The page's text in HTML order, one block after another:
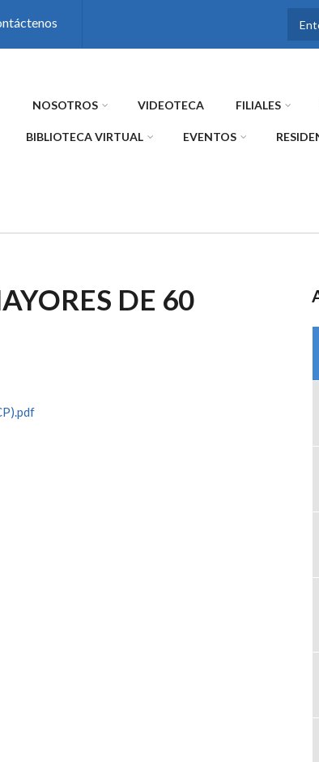
NOSOTROS VIDEOTECA FILIALES
BIBLIOTECA VIRTUAL EVENTOS
DE 60